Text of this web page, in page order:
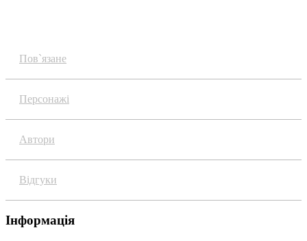
Пов`язане
Персонажі
Автори
Відгуки
Інформація